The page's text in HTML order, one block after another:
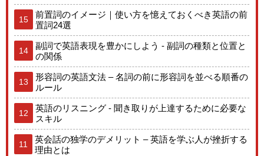
15
前置詞のイメージ｜使い方を憶えておくべき英語の前
置詞24選
14
副詞で英語表現を豊かにしよう - 副詞の種類と位置と
の関係
13
形容詞の英語文法 – 名詞の前に形容詞を並べる順番の
ルール
12
英語のリスニング - 聞き取りが上達するために必要な
スキル
11
英会話の独学のデメリット – 英語を学ぶ人が挫折する
理由とは